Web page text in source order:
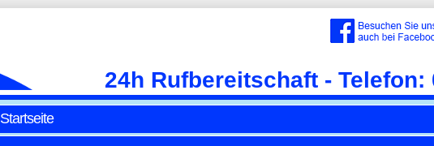
24h Rufbereitschaft - Telefon:
Startseite